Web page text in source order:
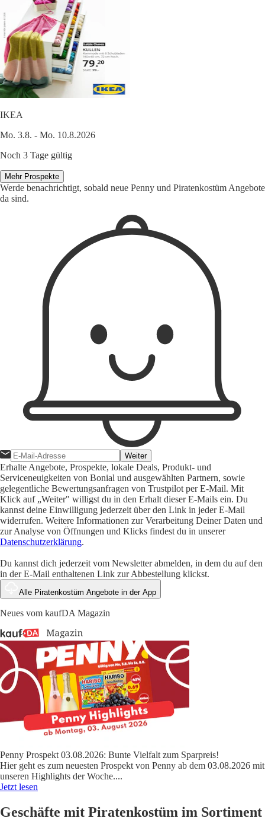
IKEA
Mo. 3.8. - Mo. 10.8.2026
Noch 3 Tage gültig
Mehr Prospekte
Werde benachrichtigt, sobald neue Penny und Piratenkostüm Angebote
da sind.
Weiter
Erhalte Angebote, Prospekte, lokale Deals, Produkt- und
Serviceneuigkeiten von Bonial und ausgewählten Partnern, sowie
gelegentliche Bewertungsanfragen von Trustpilot per E-Mail. Mit
Klick auf „Weiter" willigst du in den Erhalt dieser E-Mails ein. Du
kannst deine Einwilligung jederzeit über den Link in jeder E-Mail
widerrufen. Weitere Informationen zur Verarbeitung Deiner Daten und
zur Analyse von Öffnungen und Klicks findest du in unserer
Datenschutzerklärung.
Du kannst dich jederzeit vom Newsletter abmelden, in dem du auf den
in der E-Mail enthaltenen Link zur Abbestellung klickst.
Alle Piratenkostüm Angebote in der App
Neues vom kaufDA Magazin
Penny Prospekt 03.08.2026: Bunte Vielfalt zum Sparpreis!
Hier geht es zum neuesten Prospekt von Penny ab dem 03.08.2026 mit
unseren Highlights der Woche....
Jetzt lesen
Geschäfte mit Piratenkostüm im Sortiment